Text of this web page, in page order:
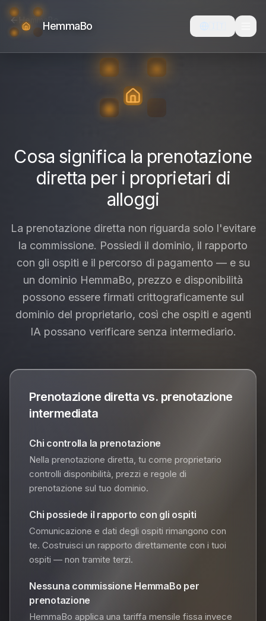
HemmaBo
HemmaBo
Cosa significa la prenotazione
diretta per i proprietari di
alloggi
La prenotazione diretta non riguarda solo l'evitare
la commissione. Possiedi il dominio, il rapporto
con gli ospiti e il percorso di pagamento — e su
un dominio HemmaBo, prezzo e disponibilità
possono essere firmati crittograficamente sul
dominio del proprietario, così che ospiti e agenti
IA possano verificare senza intermediario.
Prenotazione diretta vs. prenotazione
intermediata
Chi controlla la prenotazione
Nella prenotazione diretta, tu come proprietario
controlli disponibilità, prezzi e regole di
prenotazione sul tuo dominio.
Chi possiede il rapporto con gli ospiti
Comunicazione e dati degli ospiti rimangono con
te. Costruisci un rapporto direttamente con i tuoi
ospiti — non tramite terzi.
Nessuna commissione HemmaBo per
prenotazione
HemmaBo applica una tariffa mensile fissa invece